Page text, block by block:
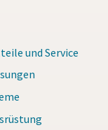
und Service